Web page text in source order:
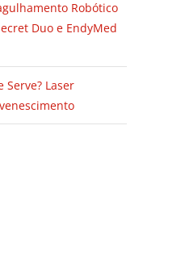
Robótico
Duo e EndyMed
Serve? Laser